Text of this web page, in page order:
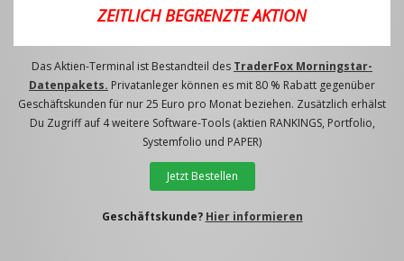
ZEITLICH BEGRENZTE AKTION
Das Aktien-Terminal ist Bestandteil des TraderFox Morningstar-
Datenpakets. Privatanleger können es mit 80 % Rabatt gegenüber
Geschäftskunden für nur 25 Euro pro Monat beziehen. Zusätzlich erhälst
Du Zugriff auf 4 weitere Software-Tools (aktien RANKINGS, Portfolio,
Systemfolio und PAPER)
Jetzt Bestellen
Geschäftskunde? Hier informieren